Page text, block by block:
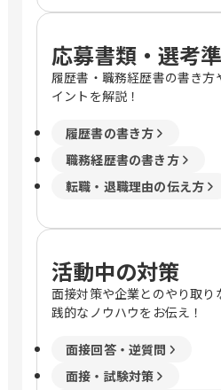
応募書類・選考
履歴書・職務経歴書の書き方
イントを解説！
履歴書の書き方
職務経歴書の書き方
転職・退職理由の伝え方
活動中の対策
面接対策や企業とのやり取り
践的なノウハウをお伝え！
面接回答・逆質問
面接・試験対策